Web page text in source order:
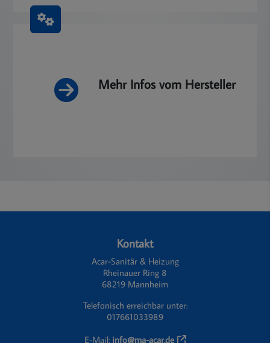
Mehr Infos vom Hersteller
Footer - Kontaktdaten und Öffnungszeiten
Kontakt
Acar-Sanitär & Heizung
Rheinauer Ring 8
68219 Mannheim
Telefonisch erreichbar unter:
017661033989
E-Mail: info@ma-acar.de